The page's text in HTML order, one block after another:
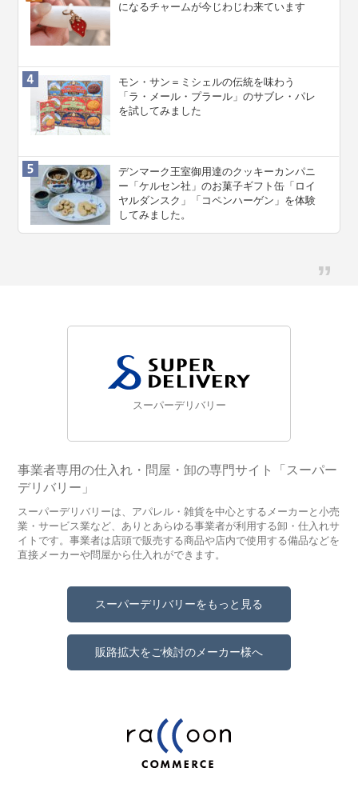
になるチャームが今じわじわ来ています
モン・サン＝ミシェルの伝統を味わう
「ラ・メール・プラール」のサブレ・パレ
を試してみました
デンマーク王室御用達のクッキーカンパニ
ー「ケルセン社」のお菓子ギフト缶「ロイ
ヤルダンスク」「コペンハーゲン」を体験
してみました。
スーパーデリバリー
事業者専用の仕入れ・問屋・卸の専門サイト「スーパー
デリバリー」
スーパーデリバリーは、アパレル・雑貨を中心とするメーカーと小売
業・サービス業など、ありとあらゆる事業者が利用する卸・仕入れサ
イトです。事業者は店頭で販売する商品や店内で使用する備品などを
直接メーカーや問屋から仕入れができます。
スーパーデリバリーをもっと見る
販路拡大をご検討のメーカー様へ